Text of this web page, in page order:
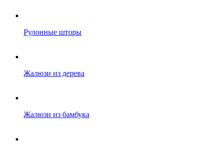
Рулонные шторы
Жалюзи из дерева
Жалюзи из бамбука